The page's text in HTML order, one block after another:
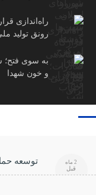
راه‌اندازی
رونق تولید
به سوی فتح؛
و خون شهدا
توسعه 2 ماه
قبل